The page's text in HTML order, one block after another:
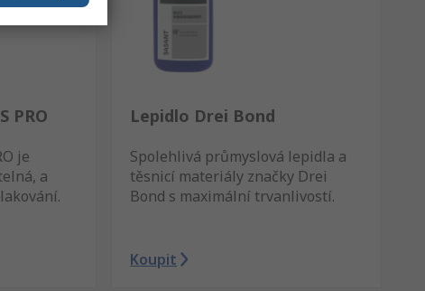
PRO
je
a
Lepidlo Drei Bond
Spolehlivá průmyslová lepidla a
těsnicí materiály značky Drei
Bond s maximální trvanlivostí.
Koupit